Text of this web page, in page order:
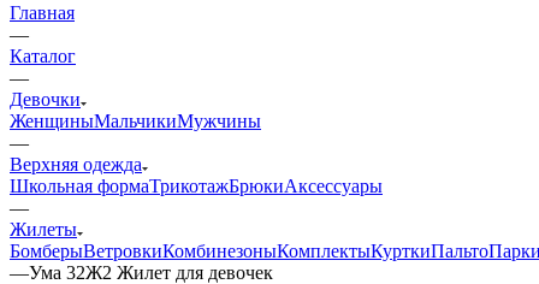
Главная
—
Каталог
—
Девочки
ЖенщиныМальчикиМужчины
—
Верхняя одежда
Школьная формаТрикотажБрюкиАксессуары
—
Жилеты
БомберыВетровкиКомбинезоныКомплектыКурткиПальто
—Ума 32Ж2 Жилет для девочек